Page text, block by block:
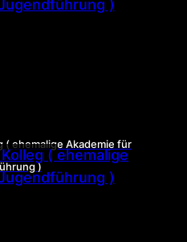
( ehemalige Akademie für
)